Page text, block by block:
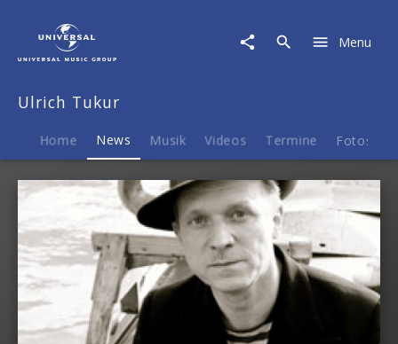
News
Menu
Ulrich Tukur
Home News Musik Videos Termine Fotos